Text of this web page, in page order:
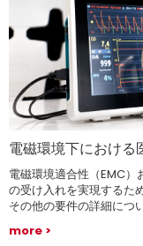
電磁環境下における
電磁環境適合性（EMC
の受け入れを実現するた
その他の要件の詳細につ
more